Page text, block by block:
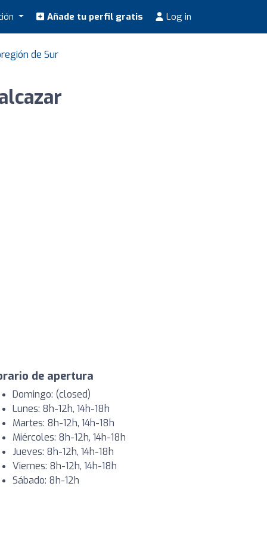
Añade tu perfil gratis Log in
de Sur
de apertura
Domingo: (closed)
Lunes: 8h-12h, 14h-18h
Martes: 8h-12h, 14h-18h
Miércoles: 8h-12h, 14h-18h
Jueves: 8h-12h, 14h-18h
Viernes: 8h-12h, 14h-18h
Sábado: 8h-12h